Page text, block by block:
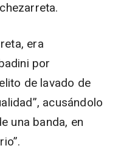
era
por
de lavado de
acusándolo
una banda, en